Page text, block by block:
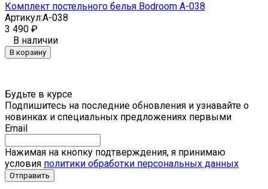
Комплект постельного белья Bodroom A-038
Артикул:A-038
3 490 ₽
В наличии
В корзину
Будьте в курсе
Подпишитесь на последние обновления и узнавайте о
новинках и специальных предложениях первыми
Email
Нажимая на кнопку подтверждения, я принимаю
условия политики обработки персональных данных